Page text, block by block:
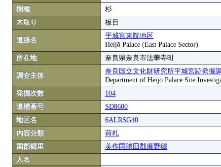
樹種
杉
木取り
板目
遺跡名
平城宮東院地区
Heijō Palace (East Palace Sector)
所在地
奈良県奈良市法華寺町
調査主体
奈良国立文化財研究所平城宮跡発掘
Department of Heijō Palace Site
発掘次数
104
遺構番号
SD8600
地区名
6ALRSG40
内容分類
荷札
国郡郷里
美作国勝田郡廣野郷
人名